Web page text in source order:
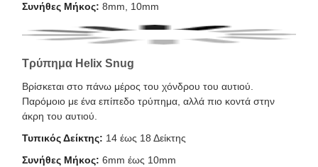
Συνήθες Μήκος: 8mm, 10mm
Τρύπημα Helix Snug
Βρίσκεται στο πάνω μέρος του χόνδρου του αυτιού.
Παρόμοιο με ένα επίπεδο τρύπημα, αλλά πιο κοντά στην
άκρη του αυτιού.
Τυπικός Δείκτης: 14 έως 18 Δείκτης
Συνήθες Μήκος: 6mm έως 10mm